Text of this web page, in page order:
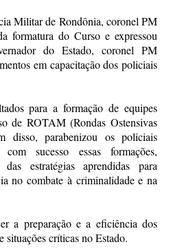
Militar de Rondônia, coronel PM
formatura do Curso e expressou
do Estado, coronel PM
em capacitação dos policiais
para a formação de equipes
de ROTAM (Rondas Ostensivas
disso, parabenizou os policiais
sucesso essas formações,
estratégias aprendidas para
no combate à criminalidade e na
a preparação e a eficiência dos
situações críticas no Estado.